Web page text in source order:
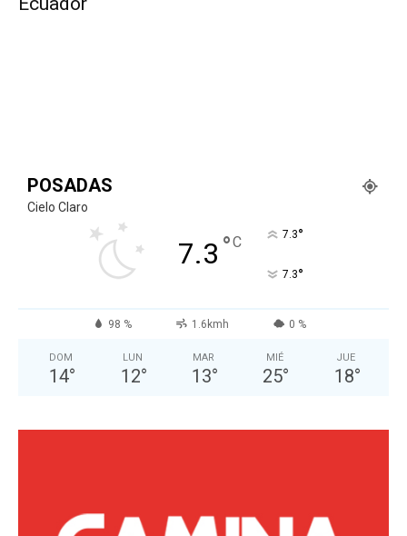
POSADAS
Cielo Claro
7.3 °C 7.3°
7.3°
98 % 1.6kmh 0 %
DOM
14°
LUN
12°
MAR
13°
MIÉ
25°
JUE
18°